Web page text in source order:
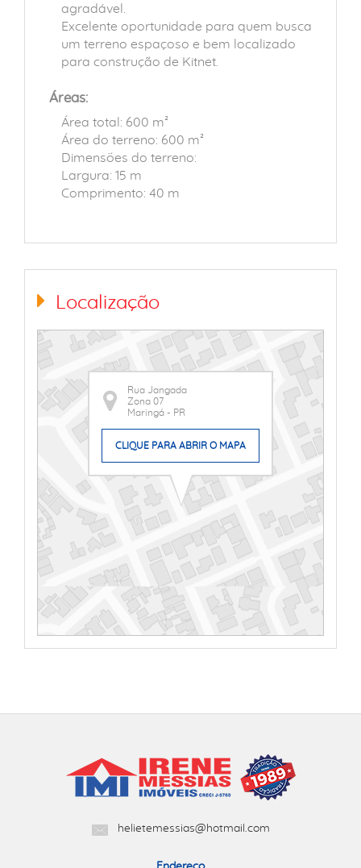
agradável.
Excelente oportunidade para quem busca
um terreno espaçoso e bem localizado
para construção de Kitnet.
Áreas:
Área total: 600 m²
Área do terreno: 600 m²
Dimensões do terreno:
Largura: 15 m
Comprimento: 40 m
Localização
Rua Jangada
Zona 07
Maringá - PR
CLIQUE PARA ABRIR O MAPA
helietemessias@hotmail.com